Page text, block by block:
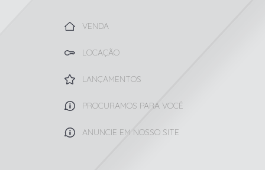
VENDA
LOCAÇÃO
LANÇAMENTOS
PROCURAMOS PARA VOCÊ
ANUNCIE EM NOSSO SITE